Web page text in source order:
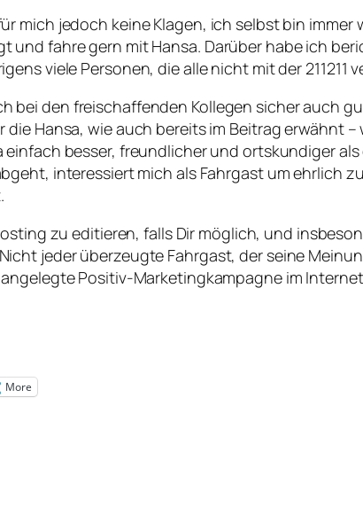
mich jedoch keine Klagen, ich selbst bin
und fahre gern mit Hansa. Darüber habe ich
viele Personen, die alle nicht mit der
bei den freischaffenden Kollegen sicher auch
die Hansa, wie auch bereits im Beitrag erwähnt
einfach besser, freundlicher und ortskundiger
interessiert mich als Fahrgast um ehrlich
zu editieren, falls Dir möglich, und
jeder überzeugte Fahrgast, der seine
Positiv-Marketingkampagne im
More